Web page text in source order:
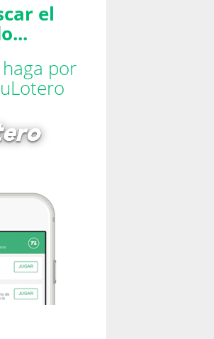
el
por